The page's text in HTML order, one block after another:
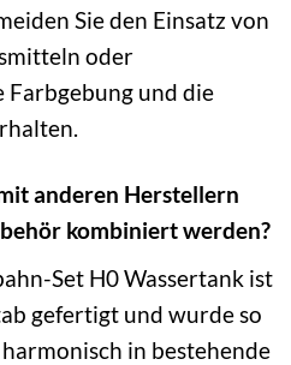
Sie den Einsatz von
oder
Farbgebung und die
anderen Herstellern
kombiniert werden?
Set H0 Wassertank ist
gefertigt und wurde so
in bestehende